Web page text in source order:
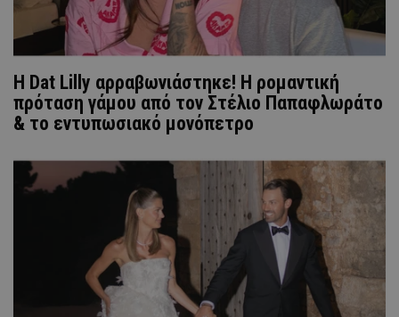
Η Dat Lilly αρραβωνιάστηκε! Η ρομαντική
πρόταση γάμου από τον Στέλιο Παπαφλωράτο
& το εντυπωσιακό μονόπετρο